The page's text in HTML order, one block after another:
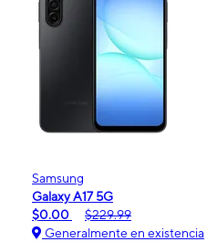
Samsung
Galaxy A17 5G
$0.00
$229.99
Generalmente en existencia